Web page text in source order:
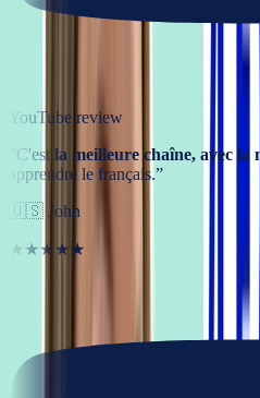
YouTube review
C'est la meilleure chaîne, avec la
apprendre le français.”
🇺🇸 John
★★★★★